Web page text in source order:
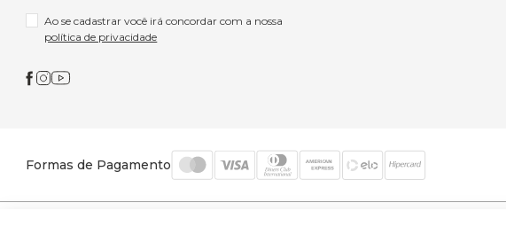
política de privacidade
Formas de Pagamento